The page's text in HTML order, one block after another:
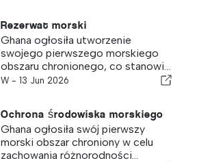
Rezerwat morski
Ghana ogłosiła utworzenie
swojego pierwszego morskiego
obszaru chronionego, co stanowi...
W - 13 Jun 2026
Ochrona środowiska morskiego
Ghana ogłosiła swój pierwszy
morski obszar chroniony w celu
zachowania różnorodności...